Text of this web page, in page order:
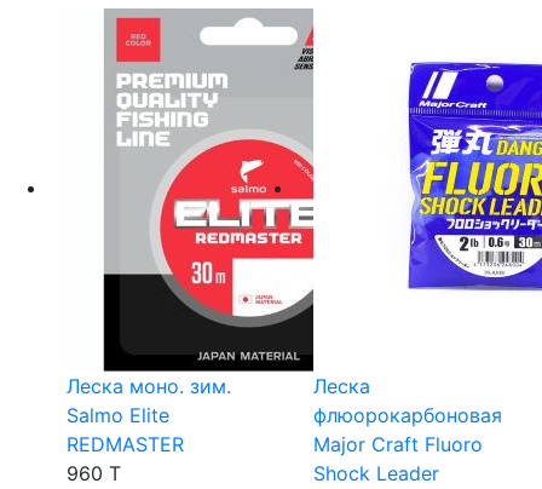
Леска моно. зим.
Salmo Elite
REDMASTER
960 T
Леска
флюорокарбоновая
Major Craft Fluoro
Shock Leader